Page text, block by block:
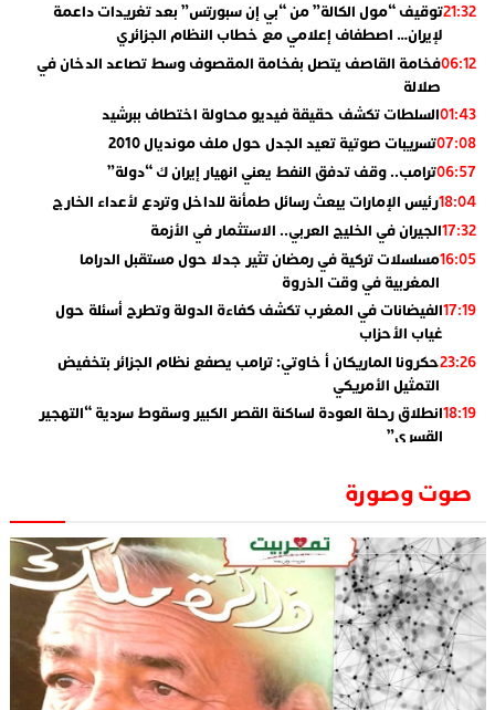
21:32توقيف “مول الكالة” من “بي إن سبورتس” بعد تغريدات داعمة
لإيران… اصطفاف إعلامي مع خطاب النظام الجزائري
06:12فخامة القاصف يتصل بفخامة المقصوف وسط تصاعد الدخان في
صلالة
01:43السلطات تكشف حقيقة فيديو محاولة اختطاف ببرشيد
07:08تسريبات صوتية تعيد الجدل حول ملف مونديال 2010
06:57ترامب.. وقف تدفق النفط يعني انهيار إيران ك “دولة”
18:04رئيس الإمارات يبعث رسائل طمأنة للداخل وتردع لأعداء الخارج
17:32الجيران في الخليج العربي.. الاستثمار في الأزمة
16:05مسلسلات تركية في رمضان تثير جدلا حول مستقبل الدراما
المغربية في وقت الذروة
17:19الفيضانات في المغرب تكشف كفاءة الدولة وتطرح أسئلة حول
غياب الأحزاب
23:26حكرونا الماريكان أ خاوتي: ترامب يصفع نظام الجزائر بتخفيض
التمثيل الأمريكي
18:19انطلاق رحلة العودة لساكنة القصر الكبير وسقوط سردية “التهجير
القسري”
01:55
​”لارام”.. 3 خطوط أخرى نحو إسبانيا وهذه هي الوجهات
14:37الاعلامي حسن فاتح.. لهذا السبب يرفض بعض لاعبوا المنتخب
تعيين السكتيوي
صوت وصورة